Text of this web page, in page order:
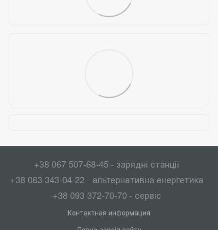
+38 067 507-68-45 - зарядні станції
+38 063 343-04-22 - альтернативна енергетика
+38 093 372-70-70 - сервіс
Контактная информация